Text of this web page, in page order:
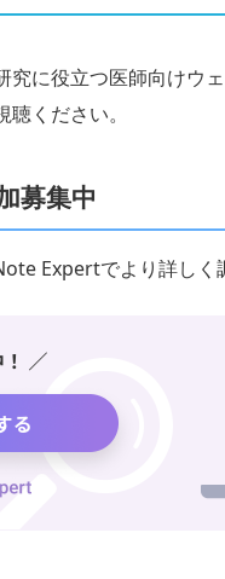
に役立つ医師向けウ
ください。
募集中
Expertでより詳しく